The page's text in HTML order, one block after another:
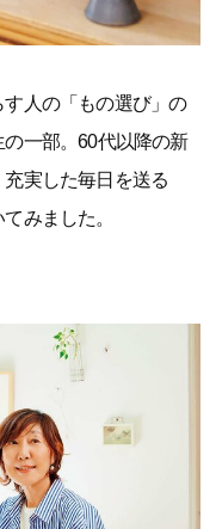
人の「もの選び」の
一部。60代以降の新
実した毎日を送る
みました。